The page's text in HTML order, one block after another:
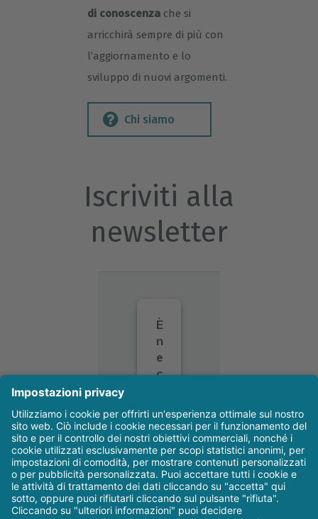
di conoscenzache si
arricchirà sempre di più con
l’aggiornamento e lo
sviluppo di nuovi argomenti.
Chi siamo
Iscriviti alla
newsletter
È
n
e
c
s
a
ri
o
il
s